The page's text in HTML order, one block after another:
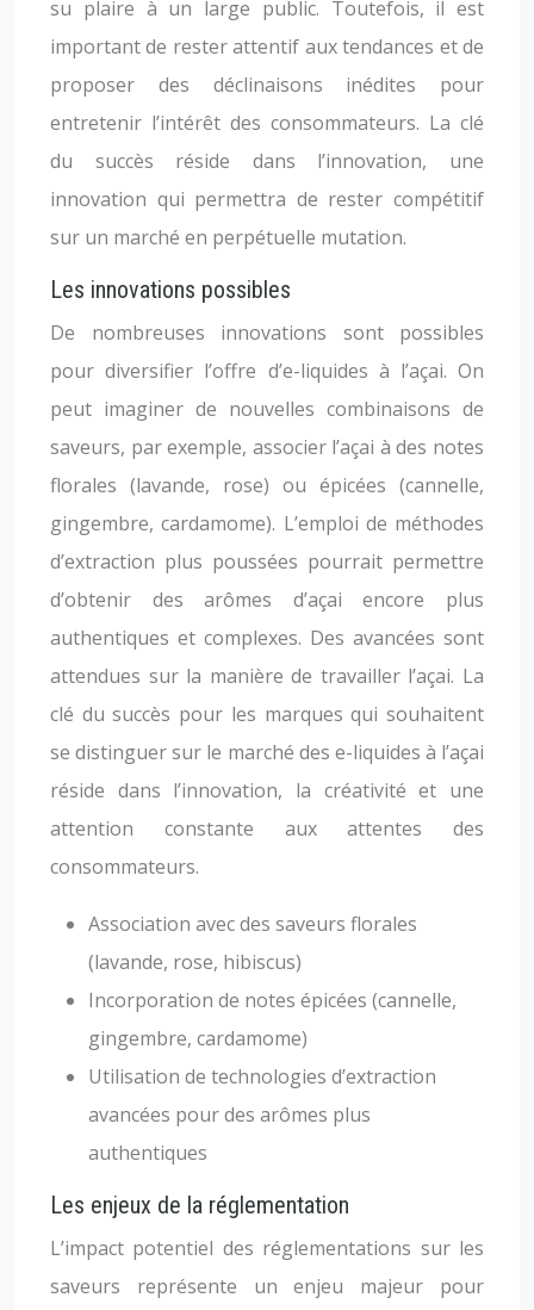
su plaire à un large public. Toutefois, il est
important de rester attentif aux tendances et de
proposer des déclinaisons inédites pour
entretenir l’intérêt des consommateurs. La clé
du succès réside dans l’innovation, une
innovation qui permettra de rester compétitif
sur un marché en perpétuelle mutation.
Les innovations possibles
De nombreuses innovations sont possibles
pour diversifier l’offre d’e-liquides à l’açai. On
peut imaginer de nouvelles combinaisons de
saveurs, par exemple, associer l’açai à des notes
florales (lavande, rose) ou épicées (cannelle,
gingembre, cardamome). L’emploi de méthodes
d’extraction plus poussées pourrait permettre
d’obtenir des arômes d’açai encore plus
authentiques et complexes. Des avancées sont
attendues sur la manière de travailler l’açai. La
clé du succès pour les marques qui souhaitent
se distinguer sur le marché des e-liquides à l’açai
réside dans l’innovation, la créativité et une
attention constante aux attentes des
consommateurs.
Association avec des saveurs florales
(lavande, rose, hibiscus)
Incorporation de notes épicées (cannelle,
gingembre, cardamome)
Utilisation de technologies d’extraction
avancées pour des arômes plus
authentiques
Les enjeux de la réglementation
L’impact potentiel des réglementations sur les
saveurs représente un enjeu majeur pour